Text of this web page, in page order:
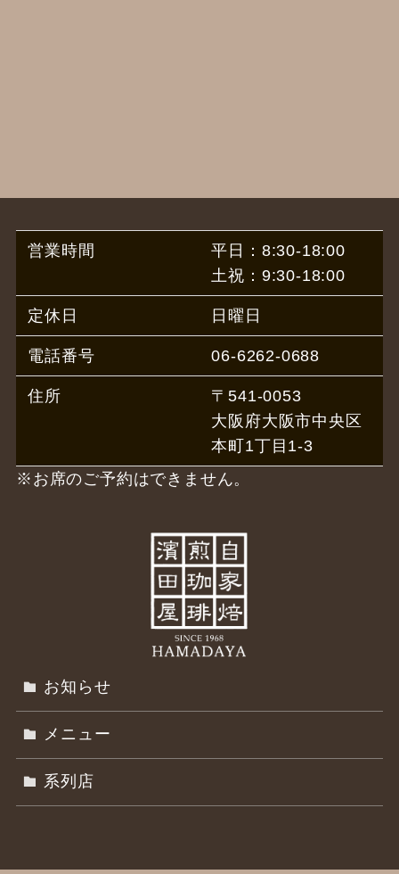
営業時間
平日：8:30-18:00
土祝：9:30-18:00
定休日 日曜日
電話番号 06-6262-0688
住所
〒541-0053
大阪府大阪市中央区
本町1丁目1-3
※お席のご予約はできません。
お知らせ
メニュー
系列店